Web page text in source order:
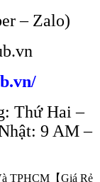
– Zalo)
Thứ Hai –
9 AM –
TPHCM【Giá Rẻ